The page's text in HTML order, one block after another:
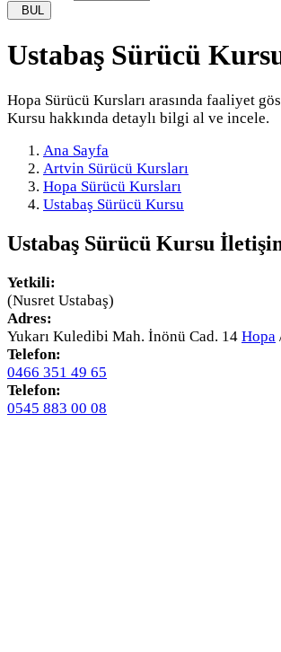
BUL
Ustabaş Sürücü
Hopa Sürücü Kursları arasında faaliyet
Kursu hakkında detaylı bilgi al ve incele.
Ana Sayfa
Artvin Sürücü Kursları
Hopa Sürücü Kursları
Ustabaş Sürücü Kursu
Ustabaş Sürücü Kursu
Yetkili:
(Nusret Ustabaş)
Adres:
Yukarı Kuledibi Mah. İnönü Cad. 14 Hopa
Telefon:
0466 351 49 65
Telefon:
0545 883 00 08